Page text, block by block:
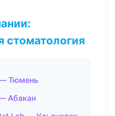
стоматология
Тюмень
Абакан